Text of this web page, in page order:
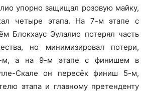
упорно защищал розовую майку,
четыре этапа. На 7-м этапе с
Блокхаус Эулалио потерял часть
но минимизировал потери,
м, а на 9-м этапе с финишем в
Скале он пересёк финиш 5-м,
этапа и главному претенденту